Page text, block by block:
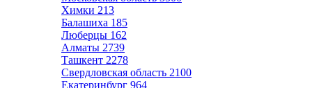
Химки 213
Балашиха 185
Люберцы 162
Алматы 2739
Ташкент 2278
Свердловская область 2100
Екатеринбург 964